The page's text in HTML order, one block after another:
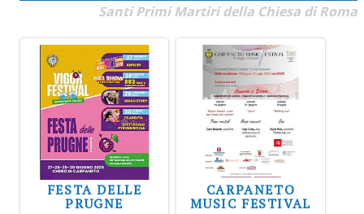
Santi Primi Martiri della Chiesa di Roma
FESTA DELLE
PRUGNE
CARPANETO
MUSIC FESTIVAL